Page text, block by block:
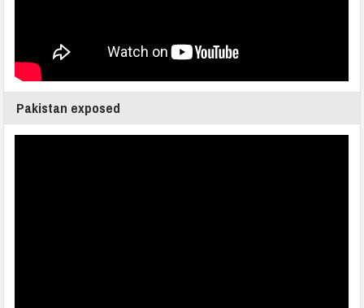
Pakistan exposed